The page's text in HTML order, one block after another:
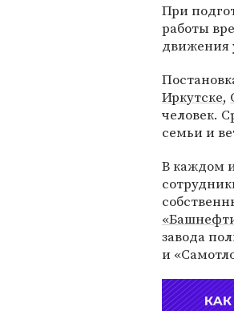
При
работы
движения
Иркутске,
человек.
семьи и
В каждом
завода
и